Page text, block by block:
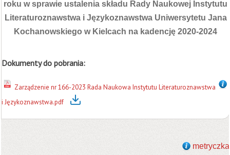
roku w sprawie ustalenia składu Rady Naukowej Instytutu
Literaturoznawstwa i Językoznawstwa Uniwersytetu Jana
Kochanowskiego w Kielcach na kadencję 2020-2024
Dokumenty do pobrania:
Zarządzenie nr 166-2023 Rada Naukowa Instytutu Literaturoznawstwa
i Językoznawstwa.pdf
metryczka